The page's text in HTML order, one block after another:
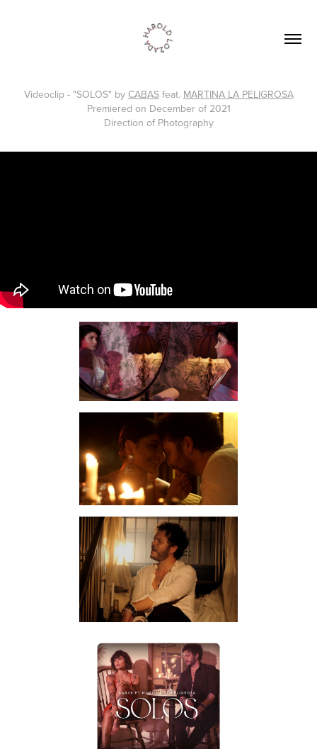
Videoclip - "SOLOS" by CABASfeat. MARTINA LA PELIGROSA
Premiered on December of 2021
Direction of Photography